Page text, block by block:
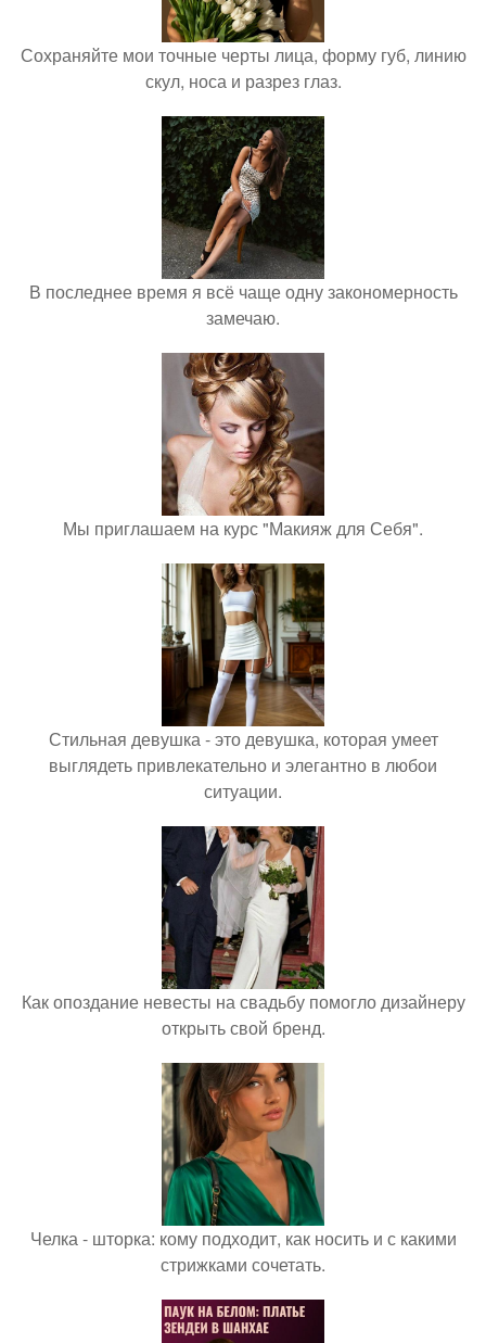
Сохраняйте мои точные черты лица, форму губ, линию
скул, носа и разрез глаз.
В последнее время я всё чаще одну закономерность
замечаю.
Мы приглашаем на курс "Макияж для Себя".
Стильная девушка - это девушка, которая умеет
выглядеть привлекательно и элегантно в любои
ситуации.
Как опоздание невесты на свадьбу помогло дизайнеру
открыть свой бренд.
Челка - шторка: кому подходит, как носить и с какими
стрижками сочетать.